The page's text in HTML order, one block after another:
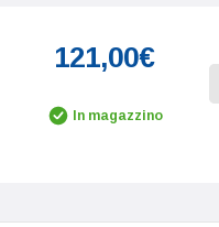
121,00€
In magazzino